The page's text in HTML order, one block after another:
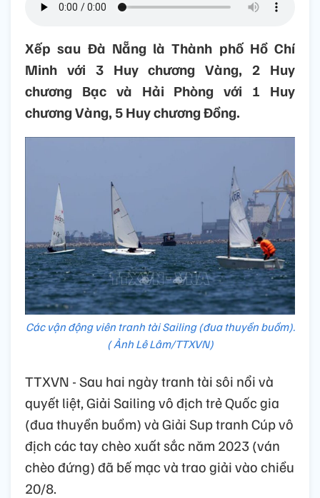
Xếp sau Đà Nẵng là Thành phố Hồ Chí
Minh với 3 Huy chương Vàng, 2 Huy
chương Bạc và Hải Phòng với 1 Huy
chương Vàng, 5 Huy chương Đồng.
Các vận động viên tranh tài Sailing (đua thuyền buồm).
( Ảnh Lê Lâm/TTXVN)
TTXVN - Sau hai ngày tranh tài sôi nổi và
quyết liệt, Giải Sailing vô địch trẻ Quốc gia
(đua thuyền buồm) và Giải Sup tranh Cúp vô
địch các tay chèo xuất sắc năm 2023 (ván
chèo đứng) đã bế mạc và trao giải vào chiều
20/8.